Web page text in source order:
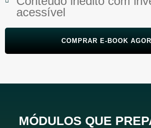
acessível
COMPRAR E-BOOK
MÓDULOS QUE